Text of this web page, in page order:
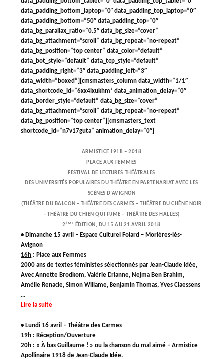
data_padding_bottom_laptop=”0″ data_padding_top_laptop=”0″
data_padding_bottom=”50″ data_padding_top=”0″
data_bg_parallax_ratio=”0.5″ data_bg_size=”cover”
data_bg_attachment=”scroll” data_bg_repeat=”no-repeat”
data_bg_position=”top center” data_color=”default”
data_bot_style=”default” data_top_style=”default”
data_padding_right=”3″ data_padding_left=”3″
data_width=”boxed”][cmsmasters_column data_width=”1/1″
data_shortcode_id=”6xx4lxukhm” data_animation_delay=”0″
data_border_style=”default” data_bg_size=”cover”
data_bg_attachment=”scroll” data_bg_repeat=”no-repeat”
data_bg_position=”top center”][cmsmasters_text
shortcode_id=”n7v17guta” animation_delay=”0″]
ARMISTICE 1918 – 2018
PLACE AUX FEMMES
FESTIVAL DE LECTURES THÉÂTRALES
DES UNIVERSITÉS POPULAIRES DU THÉÂTRE EN PARTENARIAT AVEC LES
SCÈNES D’AVIGNON
(THÉÂTRE DU BALCON – THÉÂTRE DES CARMES – THÉÂTRE DU CHÊNE NOIR
– THÉÂTRE DU CHIEN QUI FUME – THÉÂTRE DES HALLES)
2 ÈME ÉDITION, DU 15 AU 21 AVRIL 2018
• Dimanche 15 avril – Espace Culturel Folard – Morières-lès-
Avignon
16h : Place aux Femmes
2000 ans de textes féministes sélectionnés par Jean-Claude Idée,
Avec Annette Brodkom, Valérie Drianne, Nejma Ben Brahim,
Amélie Renacle, Simon Willame, Benjamin Thomas, Yves Claessens
…
Lire la suite
• Lundi 16 avril – Théâtre des Carmes
19h : Réception/Ouverture
20h : « À bas Guillaume ! » ou la chanson du mal aimé – Armistice
Apollinaire 1918 de Jean-Claude Idée.